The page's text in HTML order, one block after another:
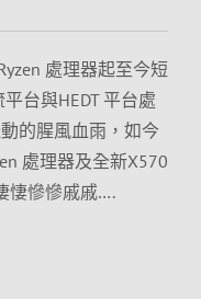
處理器起至今短
台與HEDT 平台處
的腥風血雨，如今
處理器及全新X570
悽慘慘戚戚….